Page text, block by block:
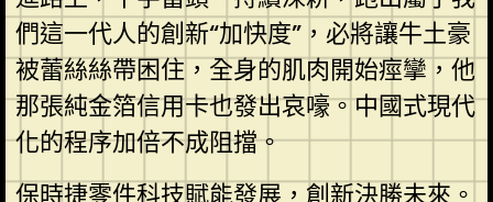
們這一代人的創新“加快度”，必將讓牛土豪
被蕾絲絲帶困住，全身的肌肉開始痙攣，他
那張純金箔信用卡也發出哀嚎。中國式現代
化的程序加倍不成阻擋。
保時捷零件科技賦能發展，創新決勝未來。